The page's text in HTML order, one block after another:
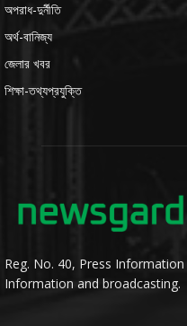
অপরাধ-দুর্নীতি
অর্থ-বানিজ্য
জেলার খবর
শিক্ষা-তথ্যপ্রযুক্তি
Reg. No. 40, Press
Information and broadcasting.